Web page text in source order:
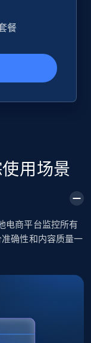
and
from
餐
用场景
电商平台监控所有
确性和内容质量一